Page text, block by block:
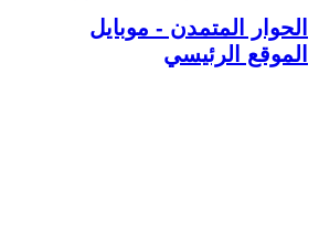
الحوار المتمدن - موبايل
الموقع الرئيسي